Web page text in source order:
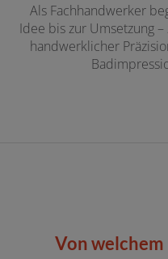
Als Fachhandwerker
Idee bis zur Umsetzung
handwerklicher
Von welchem